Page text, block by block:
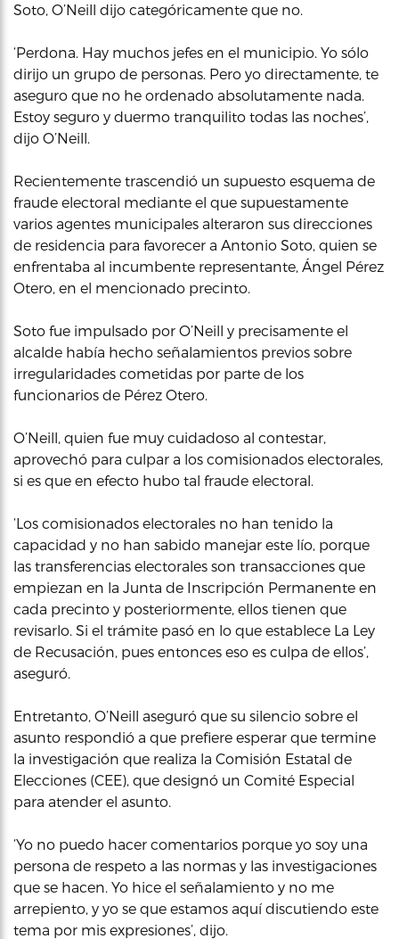
Soto, O’Neill dijo categóricamente que no.
‘Perdona. Hay muchos jefes en el municipio. Yo sólo
dirijo un grupo de personas. Pero yo directamente, te
aseguro que no he ordenado absolutamente nada.
Estoy seguro y duermo tranquilito todas las noches’,
dijo O’Neill.
Recientemente trascendió un supuesto esquema de
fraude electoral mediante el que supuestamente
varios agentes municipales alteraron sus direcciones
de residencia para favorecer a Antonio Soto, quien se
enfrentaba al incumbente representante, Ángel Pérez
Otero, en el mencionado precinto.
Soto fue impulsado por O’Neill y precisamente el
alcalde había hecho señalamientos previos sobre
irregularidades cometidas por parte de los
funcionarios de Pérez Otero.
O’Neill, quien fue muy cuidadoso al contestar,
aprovechó para culpar a los comisionados electorales,
si es que en efecto hubo tal fraude electoral.
‘Los comisionados electorales no han tenido la
capacidad y no han sabido manejar este lío, porque
las transferencias electorales son transacciones que
empiezan en la Junta de Inscripción Permanente en
cada precinto y posteriormente, ellos tienen que
revisarlo. Si el trámite pasó en lo que establece La Ley
de Recusación, pues entonces eso es culpa de ellos’,
aseguró.
Entretanto, O’Neill aseguró que su silencio sobre el
asunto respondió a que prefiere esperar que termine
la investigación que realiza la Comisión Estatal de
Elecciones (CEE), que designó un Comité Especial
para atender el asunto.
‘Yo no puedo hacer comentarios porque yo soy una
persona de respeto a las normas y las investigaciones
que se hacen. Yo hice el señalamiento y no me
arrepiento, y yo se que estamos aquí discutiendo este
tema por mis expresiones’, dijo.